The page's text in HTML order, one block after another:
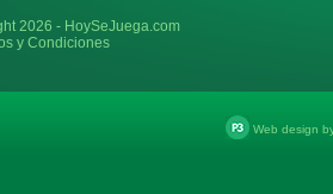
2026 - HoySeJuega.com
y Condiciones
Web design